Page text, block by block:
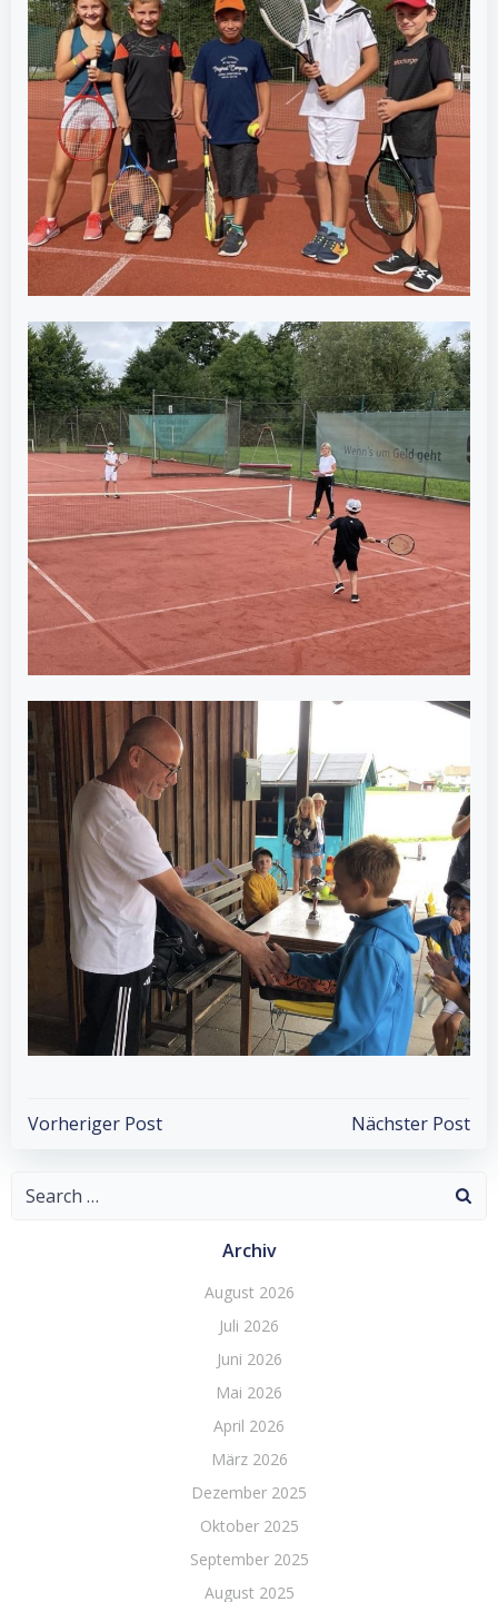
Post
navigation
Vorheriger Post
navigation
Nächster Post
Search
Archiv
August 2026
Juli 2026
Juni 2026
Mai 2026
April 2026
März 2026
Dezember 2025
Oktober 2025
September 2025
August 2025